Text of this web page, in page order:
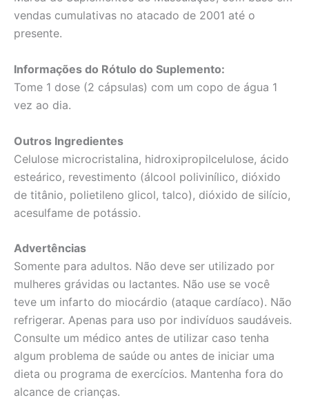
vendas cumulativas no atacado de 2001 até o
presente.
Informações do Rótulo do Suplemento:
Tome 1 dose (2 cápsulas) com um copo de água 1
vez ao dia.
Outros Ingredientes
Celulose microcristalina, hidroxipropilcelulose, ácido
esteárico, revestimento (álcool polivinílico, dióxido
de titânio, polietileno glicol, talco), dióxido de silício,
acesulfame de potássio.
Advertências
Somente para adultos. Não deve ser utilizado por
mulheres grávidas ou lactantes. Não use se você
teve um infarto do miocárdio (ataque cardíaco). Não
refrigerar. Apenas para uso por indivíduos saudáveis.
Consulte um médico antes de utilizar caso tenha
algum problema de saúde ou antes de iniciar uma
dieta ou programa de exercícios. Mantenha fora do
alcance de crianças.